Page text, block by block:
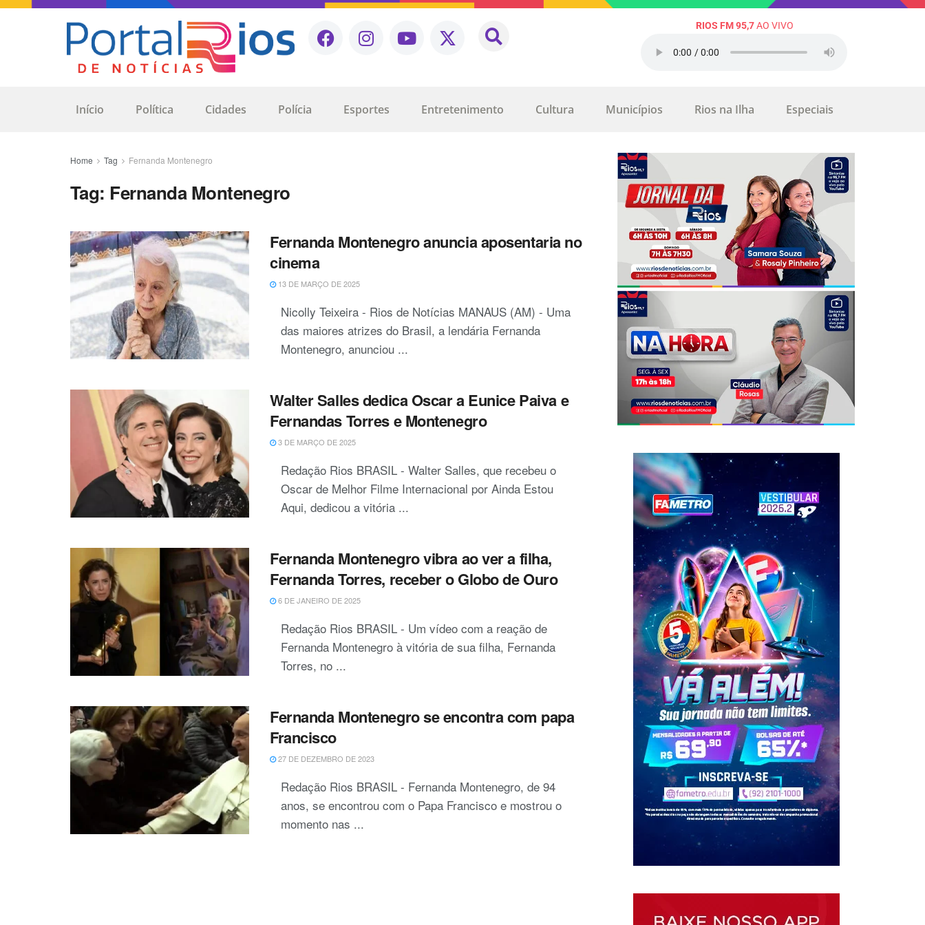
RIOS FM 95,7AO VIVO
Início Política Cidades Polícia Esportes Entretenimento Cultura Municípios Rios na Ilha Especiais
Home Tag Fernanda Montenegro
Tag: Fernanda Montenegro
Fernanda Montenegro anuncia aposentaria no
cinema
13 DE MARÇO DE 2025
Nicolly Teixeira - Rios de Notícias MANAUS (AM) - Uma
das maiores atrizes do Brasil, a lendária Fernanda
Montenegro, anunciou ...
Walter Salles dedica Oscar a Eunice Paiva e
Fernandas Torres e Montenegro
3 DE MARÇO DE 2025
Redação Rios BRASIL - Walter Salles, que recebeu o
Oscar de Melhor Filme Internacional por Ainda Estou
Aqui, dedicou a vitória ...
Fernanda Montenegro vibra ao ver a filha,
Fernanda Torres, receber o Globo de Ouro
6 DE JANEIRO DE 2025
Redação Rios BRASIL - Um vídeo com a reação de
Fernanda Montenegro à vitória de sua filha, Fernanda
Torres, no ...
Fernanda Montenegro se encontra com papa
Francisco
27 DE DEZEMBRO DE 2023
Redação Rios BRASIL - Fernanda Montenegro, de 94
anos, se encontrou com o Papa Francisco e mostrou o
momento nas ...